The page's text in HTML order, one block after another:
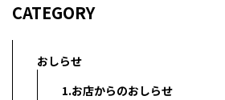
CATEGORY
おしらせ
1.お店からのおしらせ